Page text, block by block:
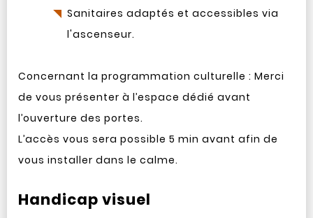
Sanitaires adaptés et accessibles via
l'ascenseur.
Concernant la programmation culturelle : Merci
de vous présenter à l’espace dédié avant
l’ouverture des portes.
L’accès vous sera possible 5 min avant afin de
vous installer dans le calme.
Handicap visuel